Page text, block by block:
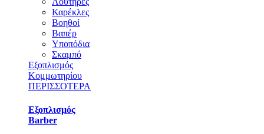
Καρέκλες
Βοηθοί
Βαπέρ
Υποπόδια
Σκαμπό
Εξοπλισμός
Κομμωτηρίου
ΠΕΡΙΣΣΟΤΕΡΑ
Εξοπλισμός
Barber